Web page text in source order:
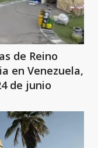
de Reino
en Venezuela,
de junio